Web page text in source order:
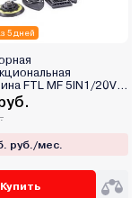
5 дней
FTL MF 5IN1/20V
руб./мес.
Купить